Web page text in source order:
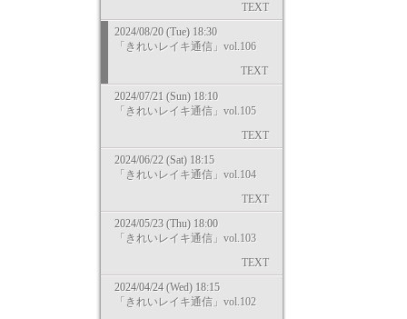
TEXT
2024/08/20 (Tue) 18:30
「きれいレイキ通信」vol.106
TEXT
2024/07/21 (Sun) 18:10
「きれいレイキ通信」vol.105
TEXT
2024/06/22 (Sat) 18:15
「きれいレイキ通信」vol.104
TEXT
2024/05/23 (Thu) 18:00
「きれいレイキ通信」vol.103
TEXT
2024/04/24 (Wed) 18:15
「きれいレイキ通信」vol.102